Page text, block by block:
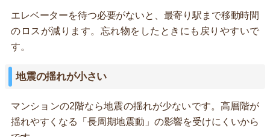
エレベーターを待つ必要がないと、最寄り駅まで移動時間
のロスが減ります。忘れ物をしたときにも戻りやすいで
す。
地震の揺れが小さい
マンションの2階なら地震の揺れが少ないです。高層階が
揺れやすくなる「長周期地震動」の影響を受けにくいから